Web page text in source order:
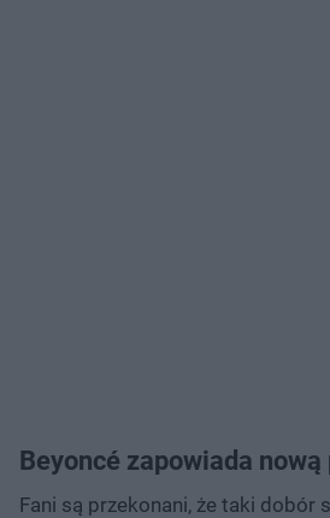
Beyoncé zapowiada nową
Fani są przekonani, że taki dobór